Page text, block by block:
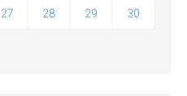
27 28 29 30